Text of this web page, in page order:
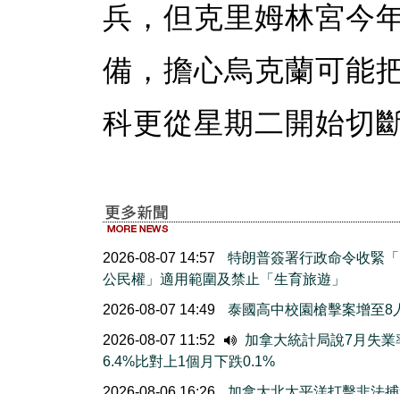
兵，但克里姆林宮今
備，擔心烏克蘭可能
科更從星期二開始切
2026-08-07 14:57
特朗普簽署行政命令收緊
公民權」適用範圍及禁止「生育旅遊」
2026-08-07 14:49
泰國高中校園槍擊案增至8
2026-08-07 11:52
加拿大統計局說7月失業
6.4%比對上1個月下跌0.1%